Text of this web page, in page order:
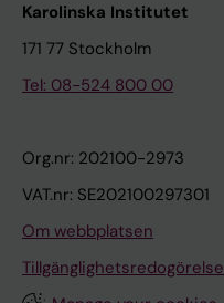
Karolinska Institutet
171 77 Stockholm
Tel: 08-524 800 00
Org.nr: 202100-2973
VAT.nr: SE202100297301
Om webbplatsen
Tillgänglighetsredogörelse